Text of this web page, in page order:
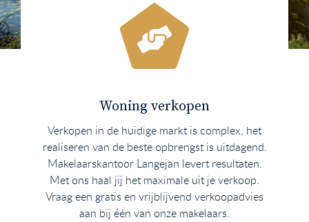
Woning verkopen
Verkopen in de huidige markt is complex, het
realiseren van de beste opbrengst is uitdagend.
Makelaarskantoor Langejan levert resultaten.
Met ons haal jij het maximale uit je verkoop.
Vraag een gratis en vrijblijvend verkoopadvies
aan bij één van onze makelaars.